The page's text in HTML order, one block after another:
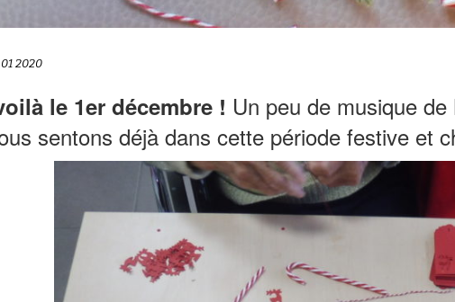
2020
le 1er décembre ! Un peu de musique
sentons déjà dans cette période festive et